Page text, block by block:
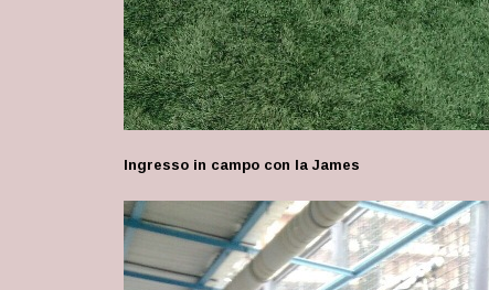
Ingresso in campo con la James